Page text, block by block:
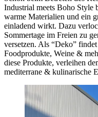
Industrial meets Boho Style
warme Materialien und ein
einladend wirkt. Dazu
Sommertage im Freien zu
versetzen. Als “Deko”
Foodprodukte, Weine &
diese Produkte, verleihen
mediterrane & kulinarische